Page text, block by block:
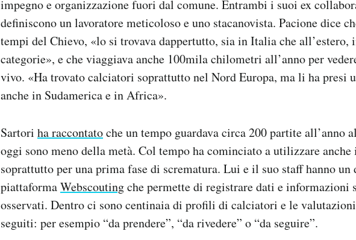
impegno e organizzazione fuori dal comune. Entrambi i suoi ex
definiscono un lavoratore meticoloso e uno stacanovista. Pacione dice
tempi del Chievo, «lo si trovava dappertutto, sia in Italia che all’estero,
categorie», e che viaggiava anche 100mila chilometri all’anno per
vivo. «Ha trovato calciatori soprattutto nel Nord Europa, ma li ha presi
anche in Sudamerica e in Africa».
Sartori ha raccontatoche un tempo guardava circa 200 partite all’anno
oggi sono meno della metà. Col tempo ha cominciato a utilizzare
soprattutto per una prima fase di scrematura. Lui e il suo staff hanno un
piattaformaWebscoutingche permette di registrare dati e informazioni
osservati. Dentro ci sono centinaia di profili di calciatori e le
seguiti: per esempio “da prendere”, “da rivedere” o “da seguire”.